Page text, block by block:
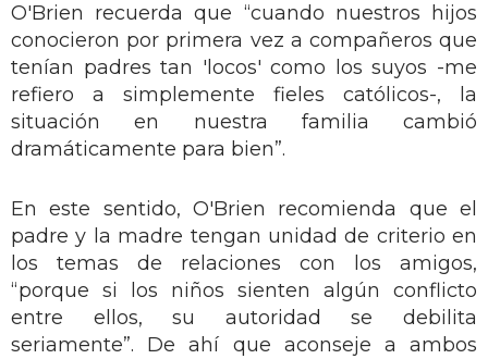
O'Brien recuerda que “cuando nuestros hijos
conocieron por primera vez a compañeros que
tenían padres tan 'locos' como los suyos -me
refiero a simplemente fieles católicos-, la
situación en nuestra familia cambió
dramáticamente para bien”.
En este sentido, O'Brien recomienda que el
padre y la madre tengan unidad de criterio en
los temas de relaciones con los amigos,
“porque si los niños sienten algún conflicto
entre ellos, su autoridad se debilita
seriamente”. De ahí que aconseje a ambos